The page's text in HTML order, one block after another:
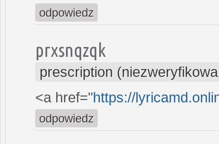
odpowiedz
prxsnqzqk
prescription
<a href="https://
odpowiedz